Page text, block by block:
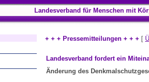
Landesverband für Menschen mit
+ + + Pressemitteilungen + + + [
Landesverband fordert ein
Änderung des